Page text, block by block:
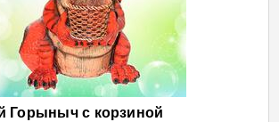
Горыныч с корзиной